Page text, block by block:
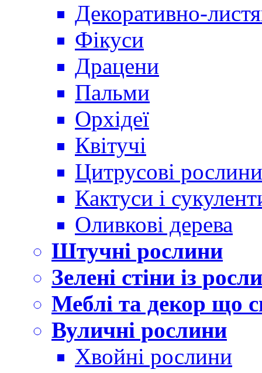
Декоративно-
Фікуси
Драцени
Пальми
Орхідеї
Квітучі
Цитрусові рослини
Кактуси і
Оливкові дерева
Штучні рослини
Зелені стіни із
Меблі та декор що
Вуличні рослини
Хвойні рослини